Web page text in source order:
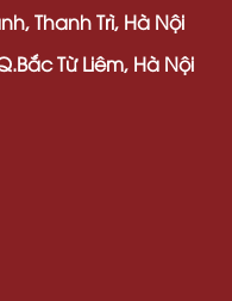
Thanh Trì, Hà Nội
Từ Liêm, Hà Nội